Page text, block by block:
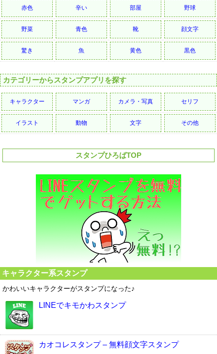
赤色 辛い 部屋 野球
野菜 青色 靴 顔文字
驚き 魚 黄色 黒色
カテゴリーからスタンプアプリを探す
キャラクター マンガ カメラ・写真 セリフ
イラスト 動物 文字 その他
スタンプひろばTOP
キャラクター系スタンプ
かわいいキャラクターがスタンプになった♪
LINEでキモかわスタンプ
カオコレスタンプ – 無料顔文字スタンプ